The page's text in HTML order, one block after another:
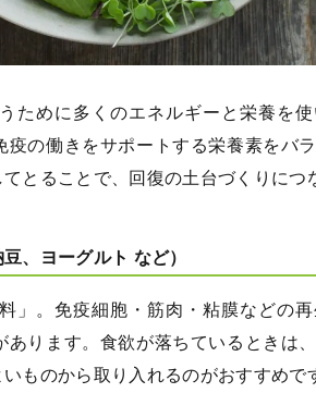
ために多くのエネルギーと栄養を
の働きをサポートする栄養素をバ
とることで、回復の土台づくりにつ
、ヨーグルト など）
」。免疫細胞・筋肉・粘膜などの
ります。食欲が落ちているときは
ものから取り入れるのがおすすめで